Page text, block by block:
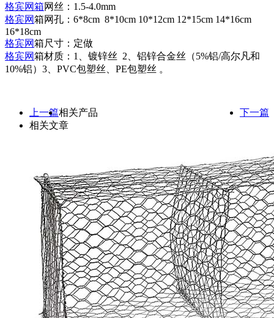
格宾网箱网丝：1.5-4.0mm
格宾网箱网孔：6*8cm 8*10cm 10*12cm 12*15cm 14*16cm
16*18cm
格宾网箱尺寸：定做
格宾网箱材质：1、镀锌丝 2、铝锌合金丝（5%铝/高尔凡和
10%铝）3、PVC包塑丝、PE包塑丝 。
上一篇 下一篇
相关产品
相关文章